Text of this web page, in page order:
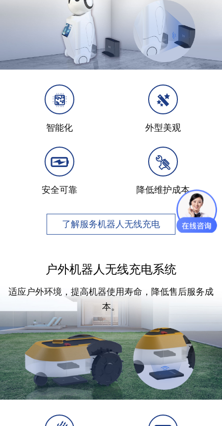
智能化 外型美观
安全可靠 降低维护成本
了解服务机器人无线充电
户外机器人无线充电系统
适应户外环境，提高机器使用寿命，降低售后服务成
本。